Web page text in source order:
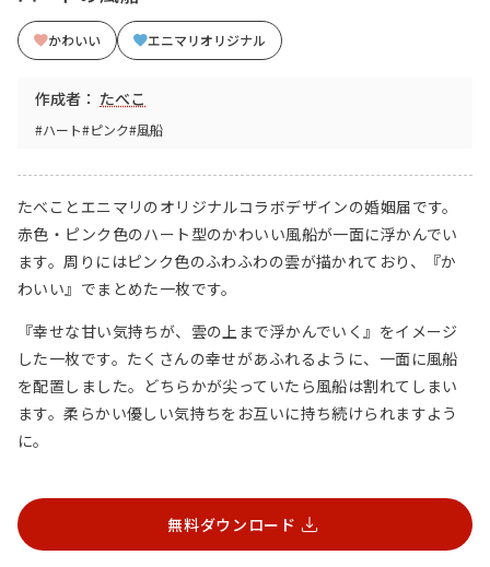
かわいい エニマリオリジナル
作成者： たべこ
#ハート#ピンク#風船
たべことエニマリのオリジナルコラボデザインの婚姻届です。
赤色・ピンク色のハート型のかわいい風船が一面に浮かんでい
ます。周りにはピンク色のふわふわの雲が描かれており、『か
わいい』でまとめた一枚です。
『幸せな甘い気持ちが、雲の上まで浮かんでいく』をイメージ
した一枚です。たくさんの幸せがあふれるように、一面に風船
を配置しました。どちらかが尖っていたら風船は割れてしまい
ます。柔らかい優しい気持ちをお互いに持ち続けられますよう
に。
無料ダウンロード